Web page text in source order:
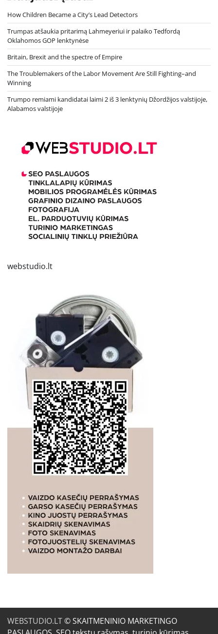
How Children Became a City’s Lead Detectors
Trumpas atšaukia pritarimą Lahmeyeriui ir palaiko Tedfordą
Oklahomos GOP lenktynėse
Britain, Brexit and the spectre of Empire
The Troublemakers of the Labor Movement Are Still Fighting–and
Winning
Trumpo remiami kandidatai laimi 2 iš 3 lenktynių Džordžijos valstijoje,
Alabamos valstijoje
webstudio.lt
WEBSTUDIO.LT© SKAITMENINIO MARKETINGO